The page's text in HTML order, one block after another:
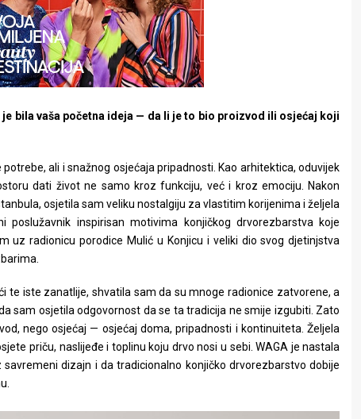
je bila vaša početna ideja — da li je to bio proizvod ili osjećaj koji
ali i snažnog osjećaja pripadnosti. Kao arhitektica, oduvijek
dati život ne samo kroz funkciju, već i kroz emociju. Nakon
osjetila sam veliku nostalgiju za vlastitim korijenima i željela
poslužavnik inspirisan motivima konjičkog drvorezbarstva koje
uz radionicu porodice Mulić u Konjicu i veliki dio svog djetinjstva
te iste zanatlije, shvatila sam da su mnoge radionice zatvorene, a
sam osjetila odgovornost da se ta tradicija ne smije izgubiti. Zato
nego osjećaj — osjećaj doma, pripadnosti i kontinuiteta. Željela
priču, naslijeđe i toplinu koju drvo nosi u sebi. WAGA je nastala
dizajn i da tradicionalno konjičko drvorezbarstvo dobije